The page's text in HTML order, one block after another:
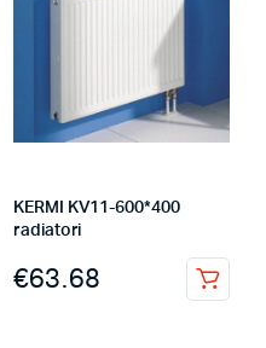
KERMI KV11-600*400
radiatori
€63.68